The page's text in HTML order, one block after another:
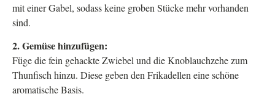
mit einer Gabel, sodass keine groben Stücke mehr vorhanden
sind.
2. Gemüse hinzufügen:
Füge die fein gehackte Zwiebel und die Knoblauchzehe zum
Thunfisch hinzu. Diese geben den Frikadellen eine schöne
aromatische Basis.